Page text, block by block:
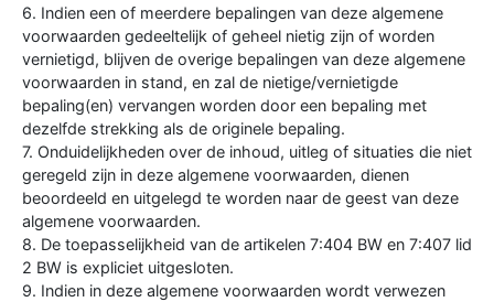
6. Indien een of meerdere bepalingen van deze algemene
voorwaarden gedeeltelijk of geheel nietig zijn of worden
vernietigd, blijven de overige bepalingen van deze algemene
voorwaarden in stand, en zal de nietige/vernietigde
bepaling(en) vervangen worden door een bepaling met
dezelfde strekking als de originele bepaling.
7. Onduidelijkheden over de inhoud, uitleg of situaties die niet
geregeld zijn in deze algemene voorwaarden, dienen
beoordeeld en uitgelegd te worden naar de geest van deze
algemene voorwaarden.
8. De toepasselijkheid van de artikelen 7:404 BW en 7:407 lid
2 BW is expliciet uitgesloten.
9. Indien in deze algemene voorwaarden wordt verwezen